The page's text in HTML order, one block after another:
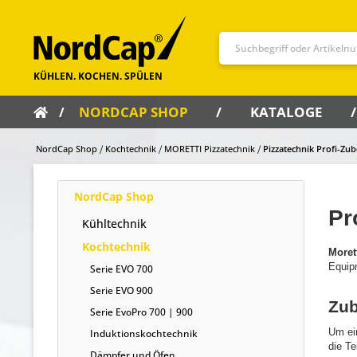
NORDCAP SHOP KATALOGE
NordCap Shop Kochtechnik MORETTI Pizzatechnik Pizzatechnik Profi-
NordCap Shop
Kühltechnik
Kochtechnik
Serie EVO 700
Serie EVO 900
Serie EvoPro 700 | 900
Induktionskochtechnik
Um
die